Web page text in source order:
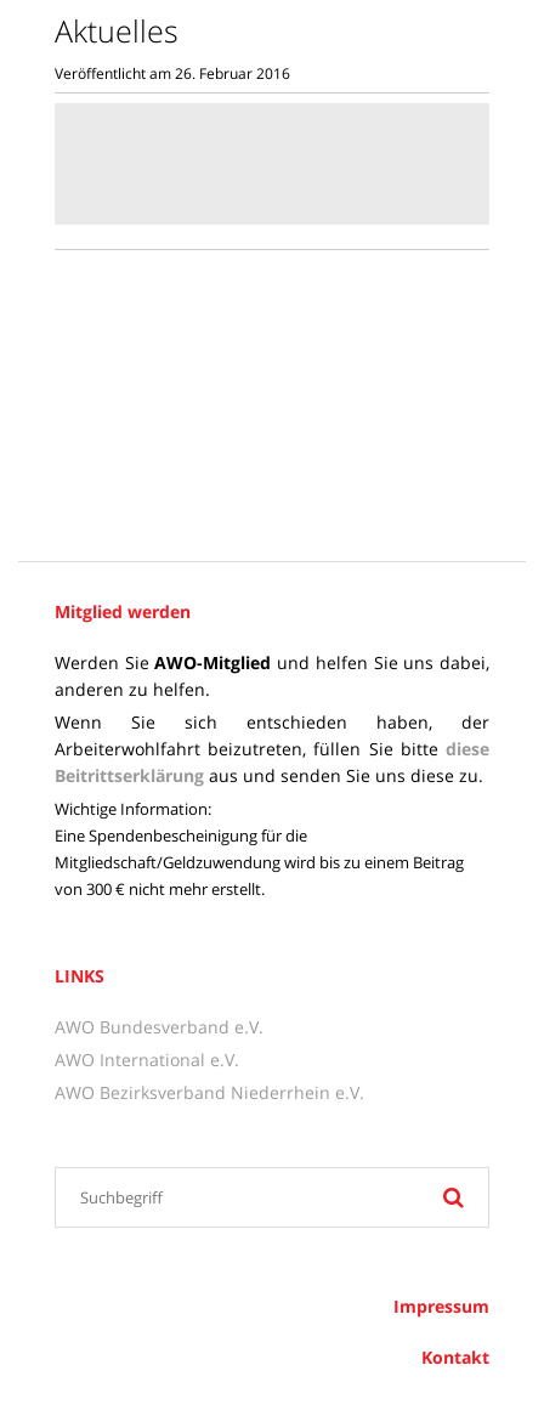
Aktuelles
Veröffentlicht am 26. Februar 2016
Mitglied werden
Werden SieAWO-Mitglied und helfen Sie uns dabei,
anderen zu helfen.
Wenn Sie sich entschieden haben, der
Arbeiterwohlfahrt beizutreten, füllen Sie bitte diese
Beitrittserklärung aus und senden Sie uns diese zu.
Wichtige Information:
Eine Spendenbescheinigung für die
Mitgliedschaft/Geldzuwendung wird bis zu einem Beitrag
von 300 € nicht mehr erstellt.
LINKS
AWO Bundesverband e.V.
AWO International e.V.
AWO Bezirksverband Niederrhein e.V.
Impressum
Kontakt